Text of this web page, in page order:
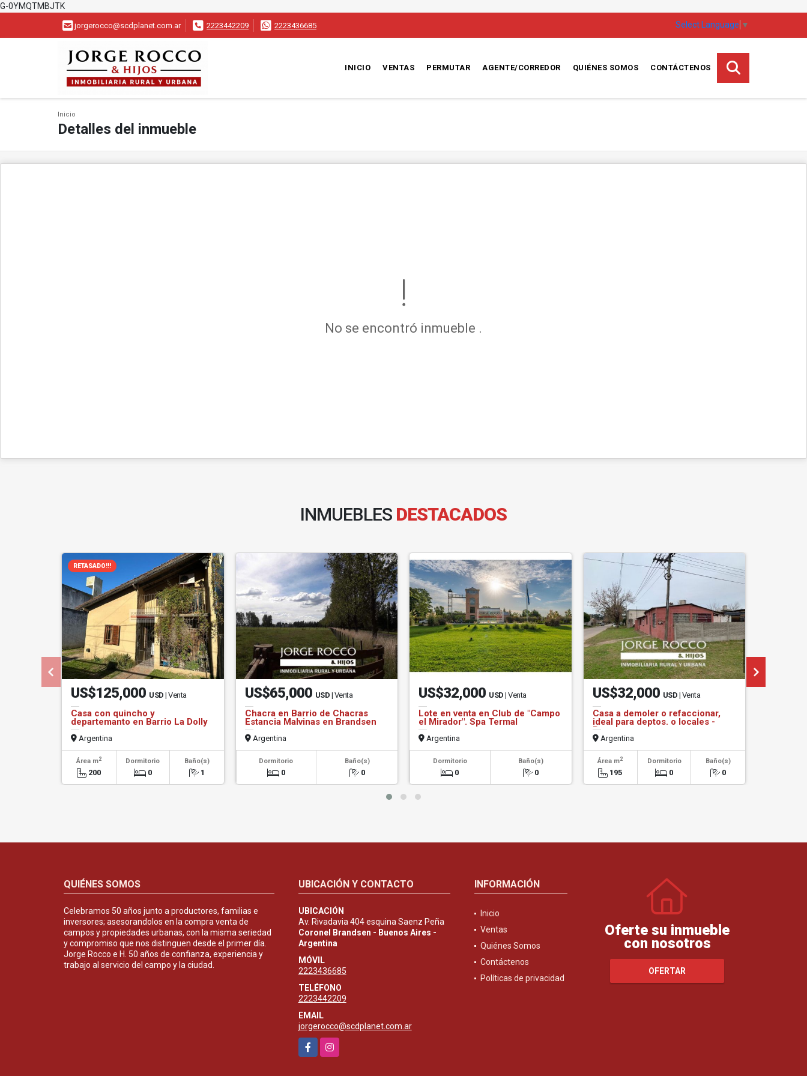
G-0YMQTMBJTK
jorgerocco@scdplanet.com.ar 2223442209 2223436685 Select Language ▼
INICIO VENTAS PERMUTAR AGENTE/CORREDOR QUIÉNES SOMOS CONTÁCTENOS
Inicio
Detalles del inmueble
No se encontró inmueble .
INMUEBLES DESTACADOS
RETASADO!!!
US$125,000 USD | Venta
Casa con quincho y
departemanto en Barrio La Dolly
Argentina
Área m2
200
Dormitorio
0
Baño(s)
1
US$65,000 USD | Venta
Chacra en Barrio de Chacras
Estancia Malvinas en Brandsen
Argentina
Dormitorio
0
Baño(s)
0
US$32,000 USD | Venta
Lote en venta en Club de "Campo
el Mirador". Spa Termal
Argentina
Dormitorio
0
Baño(s)
0
US$32,000 USD | Venta
Casa a demoler o refaccionar,
ideal para deptos. o locales -
Brandsen
Argentina
Área m2
195
Dormitorio
0
Baño(s)
0
QUIÉNES SOMOS
Celebramos 50 años junto a productores, familias e
inversores; asesorandolos en la compra venta de
campos y propiedades urbanas, con la misma seriedad
y compromiso que nos distinguen desde el primer día.
Jorge Rocco e H. 50 años de confianza, experiencia y
trabajo al servicio del campo y la ciudad.
UBICACIÓN Y CONTACTO
UBICACIÓN
Av. Rivadavia 404 esquina Saenz Peña
Coronel Brandsen - Buenos Aires -
Argentina
MÓVIL
2223436685
TELÉFONO
2223442209
EMAIL
jorgerocco@scdplanet.com.ar
FacebookInstagram
INFORMACIÓN
Inicio
Ventas
Quiénes Somos
Contáctenos
Políticas de privacidad
Oferte su inmueble
con nosotros
OFERTAR